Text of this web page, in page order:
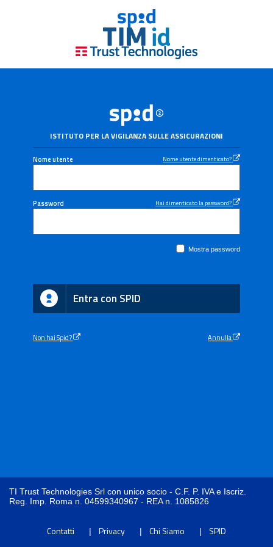
ISTITUTO PER LA VIGILANZA SULLE ASSICURAZIONI
Nome utente Nome utente dimenticato?
Password Hai dimenticato la password?
Mostra password
Entra con SPID
Non hai Spid? Annulla
TI Trust Technologies Srl con unico socio - C.F. P. IVA e Iscriz.
Reg. Imp. Roma n. 04599340967 - REA n. 1085826
Contatti Privacy Chi Siamo SPID